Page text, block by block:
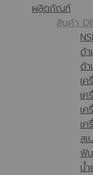
ผลิตภัณฑ์
สินค้า
ด้
ด้
เ
เ
เ
เ
ส
ฟัน
น้ำ